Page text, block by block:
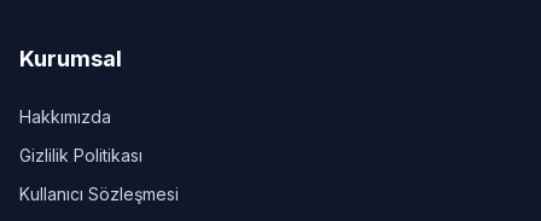
Kurumsal
Hakkımızda
Gizlilik Politikası
Kullanıcı Sözleşmesi